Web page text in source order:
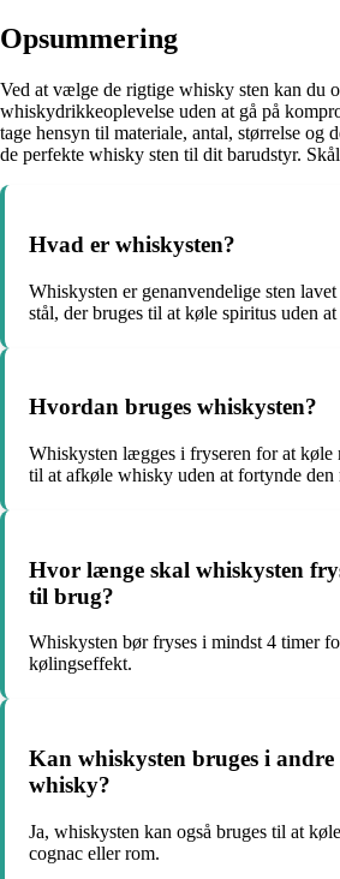
Opsummering
Ved at vælge de rigtige whisky sten kan du
whiskydrikkeoplevelse uden at gå på
tage hensyn til materiale, antal, størrelse og
de perfekte whisky sten til dit barudstyr.
Hvad er whiskysten?
Whiskysten er genanvendelige sten
stål, der bruges til at køle spiritus uden
Hvordan bruges whiskysten?
Whiskysten lægges i fryseren for at køle
til at afkøle whisky uden at fortynde den
Hvor længe skal whiskysten
til brug?
Whiskysten bør fryses i mindst 4 timer
kølingseffekt.
Kan whiskysten bruges i
whisky?
Ja, whiskysten kan også bruges til at
cognac eller rom.